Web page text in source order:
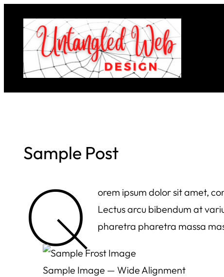
content
Sample Post
Q
orem ipsum dolor sit amet,
Lectus arcu bibendum at
pharetra pharetra massa
Sample Image — Wide Alignment